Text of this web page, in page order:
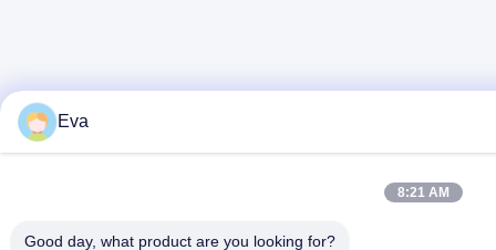
Eva
8:21 AM
Good day, what product are you looking for?